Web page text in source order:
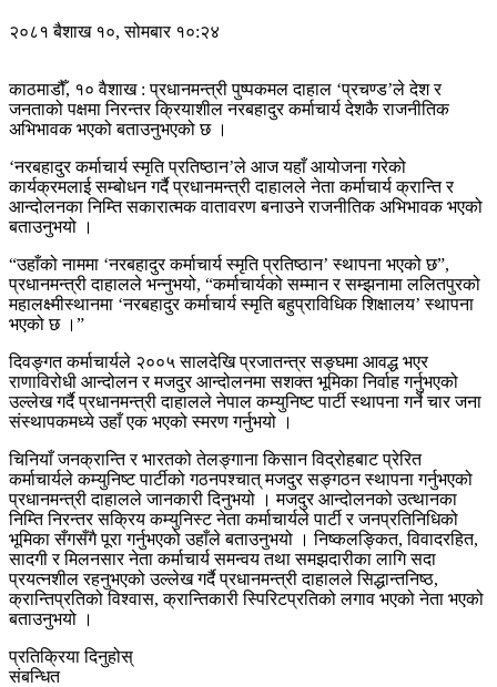
२०८१ बैशाख १०, सोमबार १०:२४
काठमाडौँ, १० वैशाख : प्रधानमन्त्री पुष्पकमल दाहाल ‘प्रचण्ड’ले देश र
जनताको पक्षमा निरन्तर क्रियाशील नरबहादुर कर्माचार्य देशकै राजनीतिक
अभिभावक भएको बताउनुभएको छ ।
‘नरबहादुर कर्माचार्य स्मृति प्रतिष्ठान’ले आज यहाँ आयोजना गरेको
कार्यक्रमलाई सम्बोधन गर्दै प्रधानमन्त्री दाहालले नेता कर्माचार्य क्रान्ति र
आन्दोलनका निम्ति सकारात्मक वातावरण बनाउने राजनीतिक अभिभावक भएको
बताउनुभयो ।
“उहाँको नाममा ‘नरबहादुर कर्माचार्य स्मृति प्रतिष्ठान’ स्थापना भएको छ”,
प्रधानमन्त्री दाहालले भन्नुभयो, “कर्माचार्यको सम्मान र सम्झनामा ललितपुरको
महालक्ष्मीस्थानमा ‘नरबहादुर कर्माचार्य स्मृति बहुप्राविधिक शिक्षालय’ स्थापना
भएको छ ।”
दिवङ्गत कर्माचार्यले २००५ सालदेखि प्रजातन्त्र सङ्घमा आवद्ध भएर
राणाविरोधी आन्दोलन र मजदुर आन्दोलनमा सशक्त भूमिका निर्वाह गर्नुभएको
उल्लेख गर्दै प्रधानमन्त्री दाहालले नेपाल कम्युनिष्ट पार्टी स्थापना गर्ने चार जना
संस्थापकमध्ये उहाँ एक भएको स्मरण गर्नुभयो ।
चिनियाँ जनक्रान्ति र भारतको तेलङ्गाना किसान विद्रोहबाट प्रेरित
कर्माचार्यले कम्युनिष्ट पार्टीको गठनपश्चात् मजदुर सङ्गठन स्थापना गर्नुभएको
प्रधानमन्त्री दाहालले जानकारी दिनुभयो । मजदुर आन्दोलनको उत्थानका
निम्ति निरन्तर सक्रिय कम्युनिस्ट नेता कर्माचार्यले पार्टी र जनप्रतिनिधिको
भूमिका सँगसँगै पूरा गर्नुभएको उहाँले बताउनुभयो । निष्कलङ्कित, विवादरहित,
सादगी र मिलनसार नेता कर्माचार्य समन्वय तथा समझदारीका लागि सदा
प्रयत्नशील रहनुभएको उल्लेख गर्दै प्रधानमन्त्री दाहालले सिद्धान्तनिष्ठ,
क्रान्तिप्रतिको विश्वास, क्रान्तिकारी स्पिरिटप्रतिको लगाव भएको नेता भएको
बताउनुभयो ।
प्रतिक्रिया दिनुहोस्
संबन्धित